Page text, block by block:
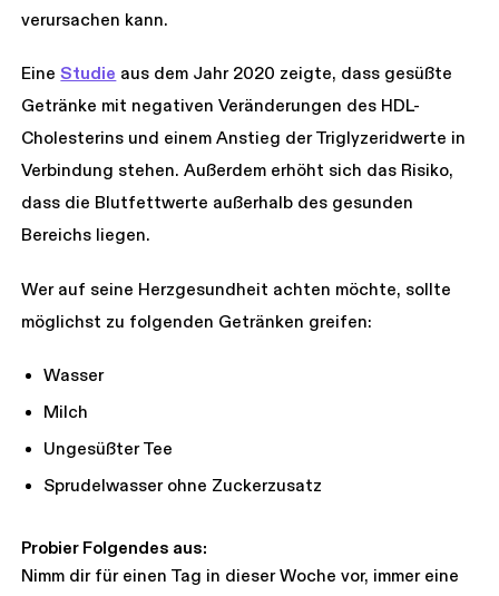
verursachen kann.
EineStudie aus dem Jahr 2020 zeigte, dass gesüßte
Getränke mit negativen Veränderungen des HDL-
Cholesterins und einem Anstieg der Triglyzeridwerte in
Verbindung stehen. Außerdem erhöht sich das Risiko,
dass die Blutfettwerte außerhalb des gesunden
Bereichs liegen.
Wer auf seine Herzgesundheit achten möchte, sollte
möglichst zu folgenden Getränken greifen:
Wasser
Milch
Ungesüßter Tee
Sprudelwasser ohne Zuckerzusatz
Probier Folgendes aus:
Nimm dir für einen Tag in dieser Woche vor, immer eine